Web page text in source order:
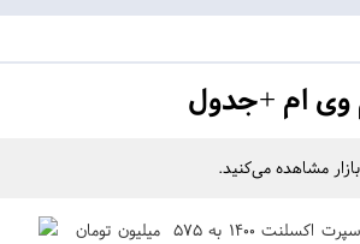
وی ام +جدول
مشاهده می‌کنید.
قیمت X۲۲ اتوماتیک اسپرت اکسلنت ۱۴۰۰ به ۵۷۵ میلیون تومان